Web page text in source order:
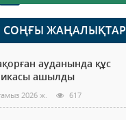
СОҢҒЫ ЖАҢАЛЫҚТАР
ауданында құс
ашылды
2026 ж. 617